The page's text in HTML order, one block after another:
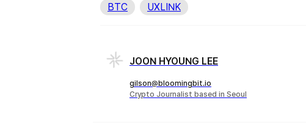
BTC UXLINK
JOON HYOUNG LEE
gilson@bloomingbit.io
Crypto Journalist based in Seoul